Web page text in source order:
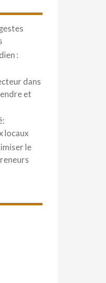
:
dans
et
locaux
le